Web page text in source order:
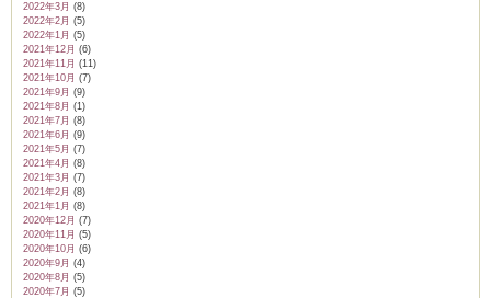
2022年3月 (8)
2022年2月 (5)
2022年1月 (5)
2021年12月 (6)
2021年11月 (11)
2021年10月 (7)
2021年9月 (9)
2021年8月 (1)
2021年7月 (8)
2021年6月 (9)
2021年5月 (7)
2021年4月 (8)
2021年3月 (7)
2021年2月 (8)
2021年1月 (8)
2020年12月 (7)
2020年11月 (5)
2020年10月 (6)
2020年9月 (4)
2020年8月 (5)
2020年7月 (5)